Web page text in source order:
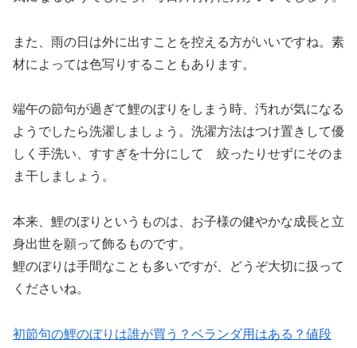
また、雨の日は外に出すことを控える方がいいですね。素
材によっては色写りすることもあります。
端午の節句が過ぎて鯉のぼりをしまう時、汚れが気になる
ようでしたら洗濯しましょう。洗濯方法はつけ置きして優
しく手洗い、すすぎを十分にして 絞ったりせずにそのま
ま干しましょう。
本来、鯉のぼりというものは、お子様の健やかな成長と立
身出世を願って飾るものです。
鯉のぼりは手間なことも多いですが、どうぞ大切に扱って
くださいね。
初節句の鯉のぼりは誰が買う？ベランダ用はある？値段